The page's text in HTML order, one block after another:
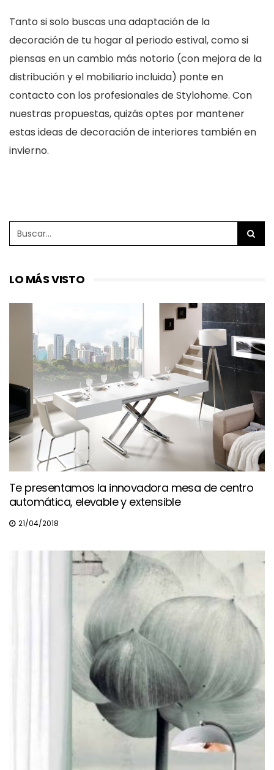
Tanto si solo buscas una adaptación de la
decoración de tu hogar al periodo estival, como si
piensas en un cambio más notorio (con mejora de la
distribución y el mobiliario incluida) ponte en
contacto con los profesionales de Stylohome. Con
nuestras propuestas, quizás optes por mantener
estas ideas de decoración de interiores también en
invierno.
LO MÁS VISTO
Te presentamos la innovadora mesa de centro
automática, elevable y extensible
21/04/2018